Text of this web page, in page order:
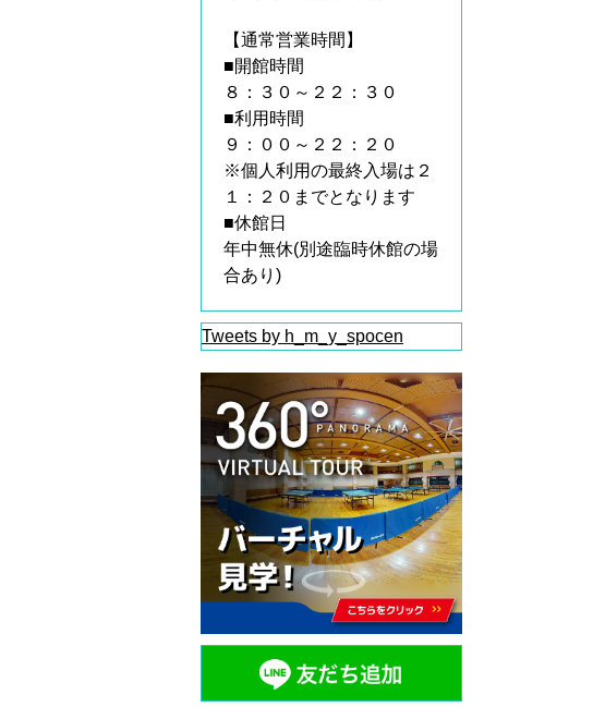
【通常営業時間】
■開館時間
８：３０～２２：３０
■利用時間
９：００～２２：２０
※個人利用の最終入場は２
１：２０までとなります
■休館日
年中無休(別途臨時休館の場
合あり)
Tweets by h_m_y_spocen